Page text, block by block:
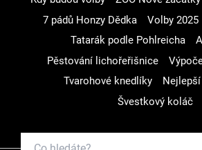
7 pádů Honzy Dědka
Volby 2025
Tatarák podle Pohlreicha
Pěstování lichořeřišnice
Tvarohové knedlíky
Švestkový koláč